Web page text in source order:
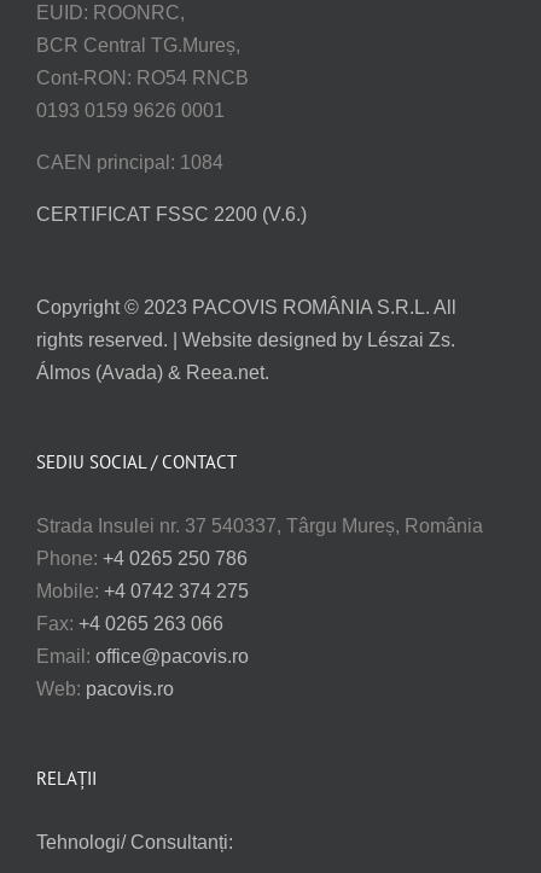
EUID: ROONRC,
BCR Central TG.Mureș,
Cont-RON: RO54 RNCB
0193 0159 9626 0001
CAEN principal: 1084
CERTIFICAT FSSC 2200 (V.6.)
Copyright © 2023 PACOVIS ROMÂNIA S.R.L. All
rights reserved. | Website designed by Lészai Zs.
Álmos (Avada) & Reea.net.
SEDIU SOCIAL / CONTACT
Strada Insulei nr. 37 540337, Târgu Mureș, România
Phone: +4 0265 250 786
Mobile: +4 0742 374 275
Fax: +4 0265 263 066
Email: office@pacovis.ro
Web: pacovis.ro
RELAȚII
Tehnologi/ Consultanți: